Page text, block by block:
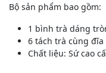
Bộ sản phẩm bao gồm:
1 bình trà dáng
6 tách trà cùng đĩa
Chất liệu: Sứ cao